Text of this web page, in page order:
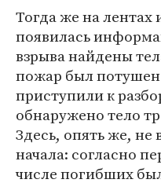
Тогда же на
появилась
взрыва найдены
пожар был потушен
приступили к
обнаружено тело
Здесь, опять же, не
начала: согласно
числе погибших